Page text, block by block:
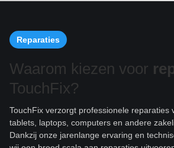
Reparaties
Waarom kiezen voor
TouchFix?
TouchFix verzorgt professionele reparaties
tablets, laptops, computers en andere
Dankzij onze jarenlange ervaring en